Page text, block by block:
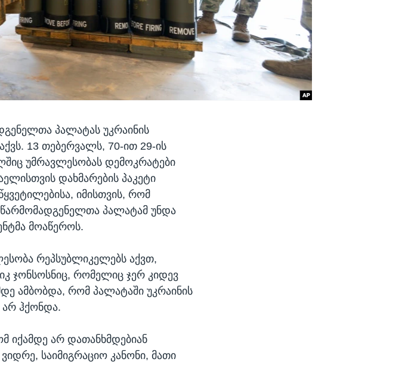
პალატას უკრაინის
13 თებერვალს, 70-ით 29-ის
უმრავლესობას დემოკრატები
დახმარების პაკეტი
იმისთვის, რომ
წარმომადგენელთა პალატამ უნდა
მოაწეროს.
რეპსუბლიკელებს აქვთ,
ჯონსოსნიც, რომელიც ჯერ კიდევ
ამბობდა, რომ პალატაში უკრაინის
არ ჰქონდა.
იქამდე არ დათანხმდებიან
საიმიგრაციო კანონი, მათი